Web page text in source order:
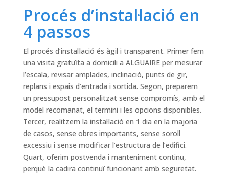
Procés d’instal·lació en
4 passos
El procés d’instal·lació és àgil i transparent. Primer fem
una visita gratuïta a domicili a ALGUAIRE per mesurar
l’escala, revisar amplades, inclinació, punts de gir,
replans i espais d’entrada i sortida. Segon, preparem
un pressupost personalitzat sense compromís, amb el
model recomanat, el termini i les opcions disponibles.
Tercer, realitzem la instal·lació en 1 dia en la majoria
de casos, sense obres importants, sense soroll
excessiu i sense modificar l’estructura de l’edifici.
Quart, oferim postvenda i manteniment continu,
perquè la cadira continuï funcionant amb seguretat.